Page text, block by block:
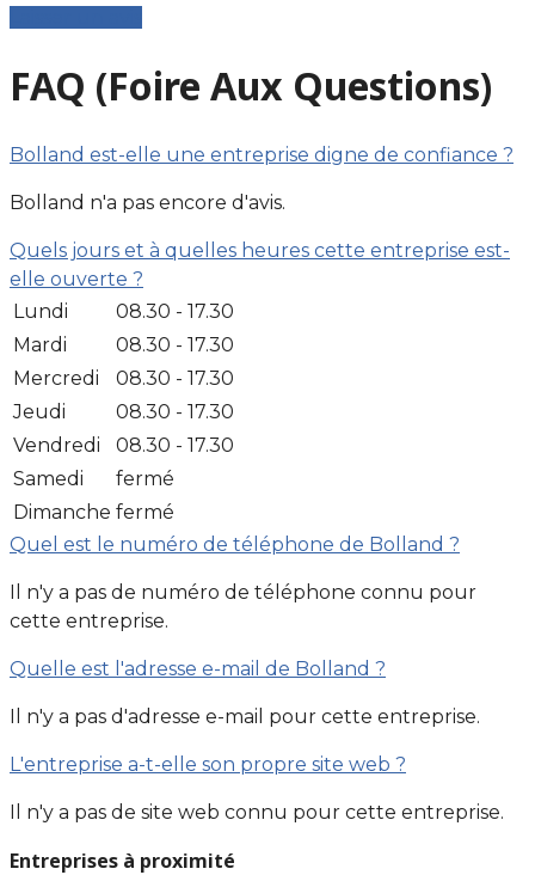
FAQ (Foire Aux Questions)
Bolland est-elle une entreprise digne de confiance ?
Bolland n'a pas encore d'avis.
Quels jours et à quelles heures cette entreprise est-
elle ouverte ?
Lundi
08.30 - 17.30
Mardi
08.30 - 17.30
Mercredi
08.30 - 17.30
Jeudi
08.30 - 17.30
Vendredi
08.30 - 17.30
Samedi
fermé
Dimanche fermé
Quel est le numéro de téléphone de Bolland ?
Il n'y a pas de numéro de téléphone connu pour
cette entreprise.
Quelle est l'adresse e-mail de Bolland ?
Il n'y a pas d'adresse e-mail pour cette entreprise.
L'entreprise a-t-elle son propre site web ?
Il n'y a pas de site web connu pour cette entreprise.
Entreprises à proximité